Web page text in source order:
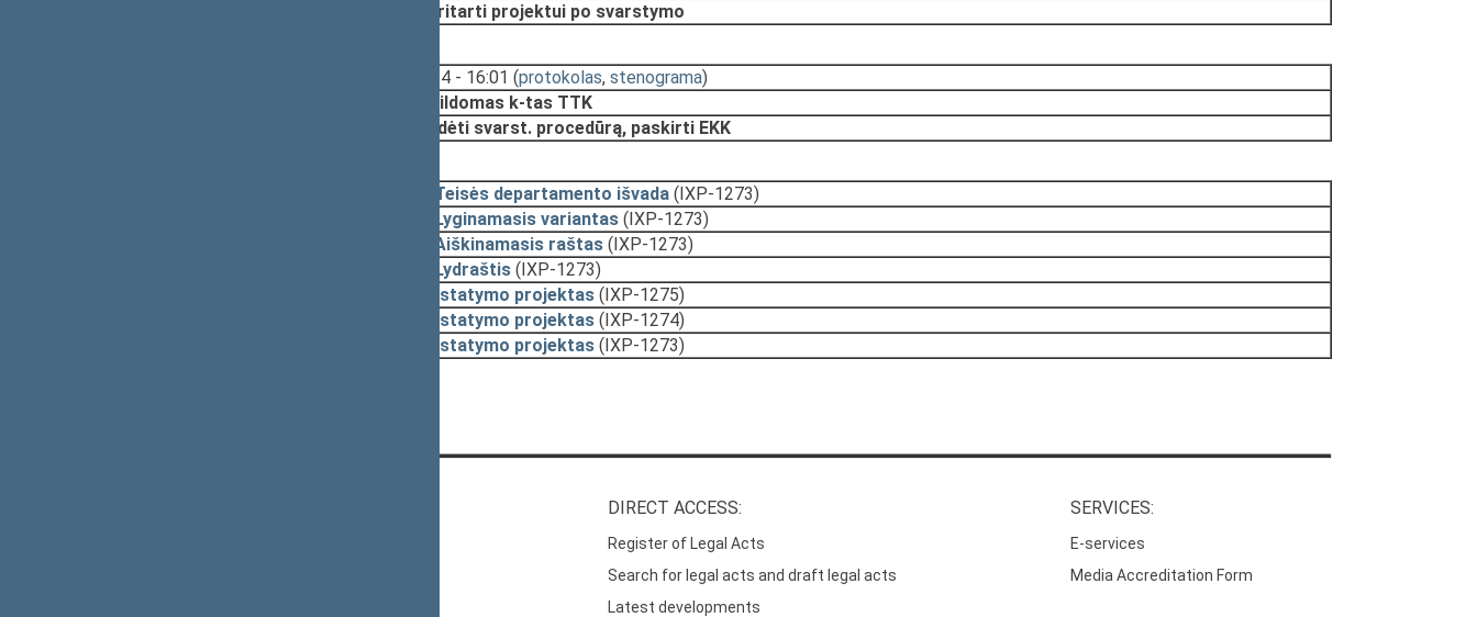
Pritarti projektui po svarstymo
15:54 - 16:01 (protokolas, stenograma)
Papildomas k-tas TTK
Pradėti svarst. procedūrą, paskirti EKK
Teisės departamento išvada (IXP-1273)
Lyginamasis variantas (IXP-1273)
Aiškinamasis raštas (IXP-1273)
Lydraštis (IXP-1273)
Įstatymo projektas (IXP-1275)
Įstatymo projektas (IXP-1274)
Įstatymo projektas (IXP-1273)
DIRECT ACCESS:
Register of Legal Acts
Search for legal acts and draft legal acts
Latest developments
SERVICES:
E-services
Media Accreditation Form